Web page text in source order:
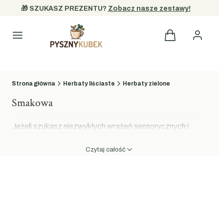
🎁 SZUKASZ PREZENTU? Zobacz nasze zestawy!
Kategorie
Strona główna Herbaty liściaste Herbaty zielone
Smakowa
Jeżeli szukasz niezwykłych wrażeń sensorycznych i
kolekcja spełni Twoje oczekiwania.
Czytaj całość